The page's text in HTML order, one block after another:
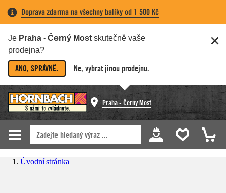
Doprava zdarma na všechny balíky od 1 500 Kč
Je Praha - Černý Most skutečně vaše
prodejna?
ANO, SPRÁVNĚ. Ne, vybrat jinou prodejnu.
Praha - Černý Most
Úvodní stránka